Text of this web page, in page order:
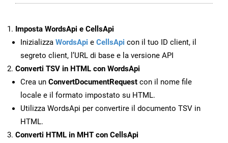
Imposta WordsApi e CellsApi
Inizializza WordsApi e CellsApi con il tuo ID client, il
segreto client, l’URL di base e la versione API
Converti TSV in HTML con WordsApi
Crea un ConvertDocumentRequest con il nome file
locale e il formato impostato su HTML.
Utilizza WordsApi per convertire il documento TSV in
HTML.
Converti HTML in MHT con CellsApi